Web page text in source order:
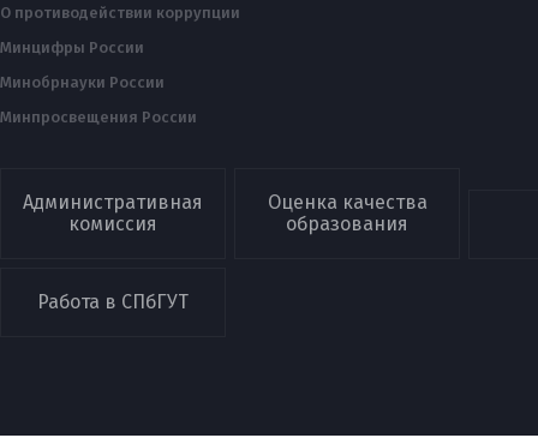
О противодействии коррупции
Минцифры России
Минобрнауки России
Минпросвещения России
Административная
комиссия
Оценка качества
образования
Работа в СПбГУТ